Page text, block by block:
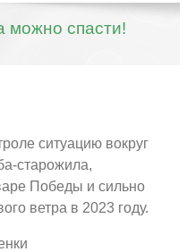
можно спасти!
ситуацию вокруг
старожила,
Победы и сильно
ветра в 2023 году.